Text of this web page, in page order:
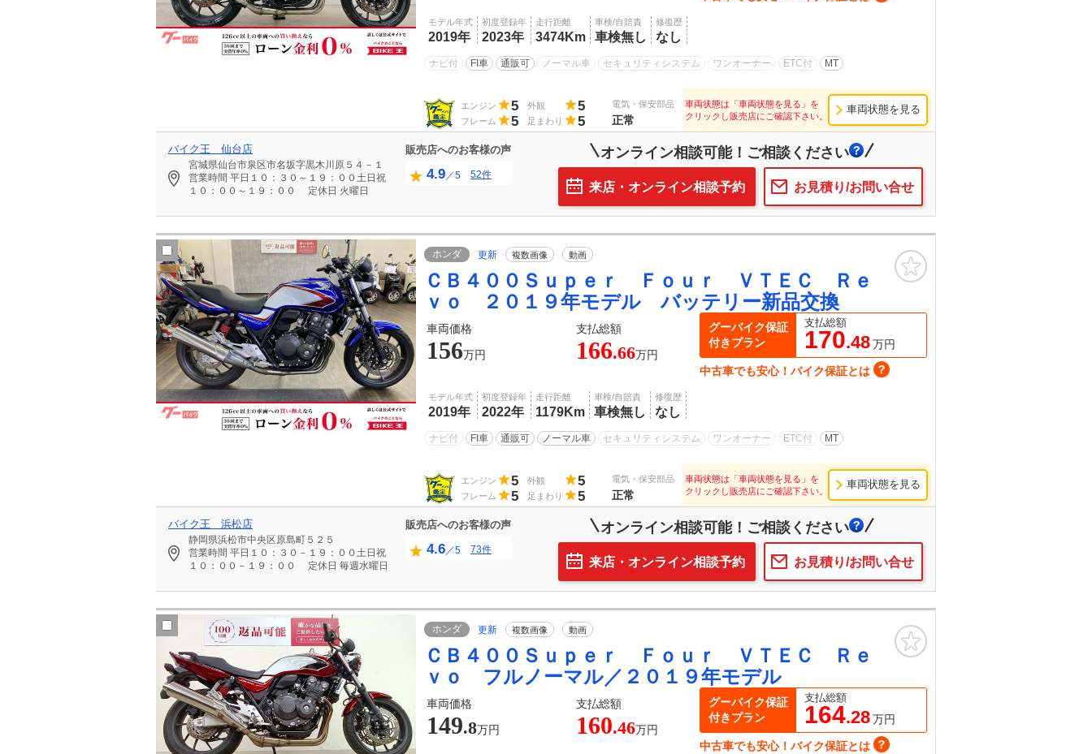
モデル年式
2019年
初度登録年
2023年
走行距離
3474Km
車検/自賠責
車検無し
修復歴
なし
ナビ付 FI車 通販可 ノーマル車 セキュリティシステム ワンオーナー ETC付 MT
エンジン 5 外観 5
フレーム 5 足まわり 5
電気・保安部品
正常
車両状態は「車両状態を見る」を
クリックし販売店にご確認下さい。
車両状態を見る
バイク王 仙台店
宮城県仙台市泉区市名坂字黒木川原５４－１
営業時間 平日１０：３０～１９：００土日祝
１０：００～１９：００
定休日 火曜日
販売店へのお客様の声
4.9／5 52件
オンライン相談可能！ご相談ください
お見積り/お問い合せ
来店・オンライン相談予約
ホンダ 更新 複数画像 動画
ＣＢ４００Ｓｕｐｅｒ Ｆｏｕｒ ＶＴＥＣ Ｒｅ
ｖｏ ２０１９年モデル バッテリー新品交換
車両価格 支払総額
156万円 166.66万円
モデル年式
2019年
初度登録年
2022年
走行距離
1179Km
車検/自賠責
車検無し
修復歴
なし
ナビ付 FI車 通販可 ノーマル車 セキュリティシステム ワンオーナー ETC付 MT
グーバイク保証
付きプラン
支払総額
170.48万円
中古車でも安心！バイク保証とは
エンジン 5 外観 5
フレーム 5 足まわり 5
電気・保安部品
正常
車両状態は「車両状態を見る」を
クリックし販売店にご確認下さい。
車両状態を見る
バイク王 浜松店
静岡県浜松市中央区原島町５２５
営業時間 平日１０：３０－１９：００土日祝
１０：００－１９：００
定休日 毎週水曜日
販売店へのお客様の声
4.6／5 73件
オンライン相談可能！ご相談ください
お見積り/お問い合せ
来店・オンライン相談予約
ホンダ 更新 複数画像 動画
ＣＢ４００Ｓｕｐｅｒ Ｆｏｕｒ ＶＴＥＣ Ｒｅ
ｖｏ フルノーマル／２０１９年モデル
車両価格 支払総額
149.8万円 160.46万円
グーバイク保証
付きプラン
支払総額
164.28万円
中古車でも安心！バイク保証とは